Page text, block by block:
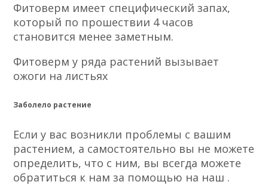
Фитоверм имеет специфический запах,
который по прошествии 4 часов
становится менее заметным.
Фитоверм у ряда растений вызывает
ожоги на листьях
Заболело растение
Если у вас возникли проблемы с вашим
растением, а самостоятельно вы не можете
определить, что с ним, вы всегда можете
обратиться к нам за помощью на наш .